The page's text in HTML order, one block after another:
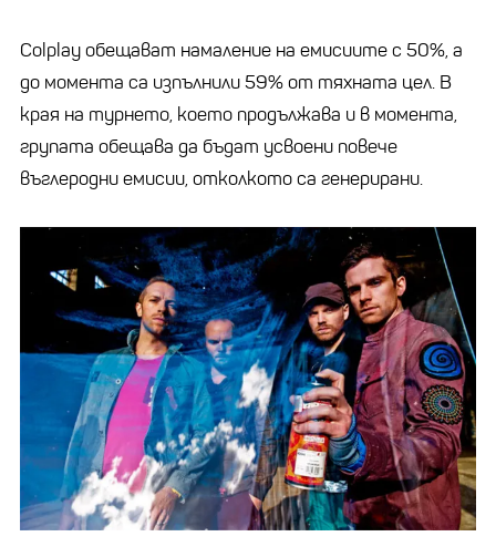
Colplay обещават намаление на емисиите с 50%, а
до момента са изпълнили 59% от тяхната цел. В
края на турнето, което продължава и в момента,
групата обещава да бъдат усвоени повече
въглеродни емисии, отколкото са генерирани.